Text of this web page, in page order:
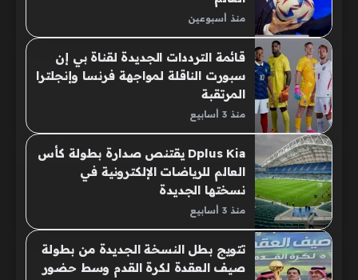
منذ أسبوعين
قائمة الترددات الجديدة لقناة بي إن
سبورت الناقلة لمواجهة فرنسا وإنجلترا
المرتقبة
منذ 3 أسابيع
Dplus Kia يقتنص صدارة بطولة كأس
العالم للرياضات الإلكترونية في
نسختها الجديدة
منذ 3 أسابيع
تتويج بطل النسخة الجديدة من بطولة
صيف العقدة لكرة القدم وسط حضور